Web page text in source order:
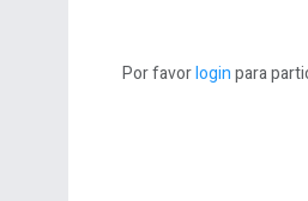
Por favorloginpara